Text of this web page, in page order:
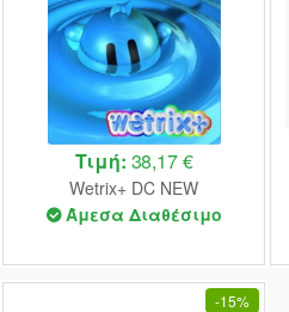
Τιμή: 38,17 €
Wetrix+ DC NEW
Άμεσα Διαθέσιμο
-15%